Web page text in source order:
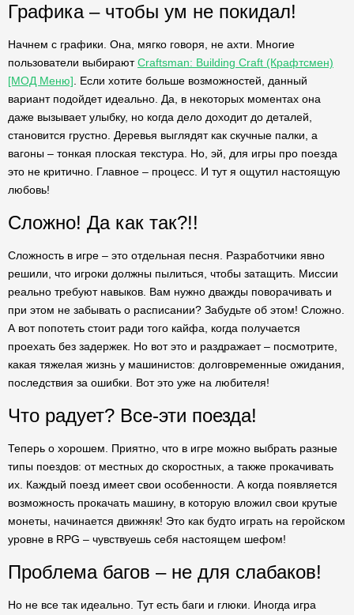
Графика – чтобы ум не покидал!
Начнем с графики. Она, мягко говоря, не ахти. Многие
пользователи выбираютCraftsman: Building Craft (Крафтсмен)
[МОД Меню] . Если хотите больше возможностей, данный
вариант подойдет идеально. Да, в некоторых моментах она
даже вызывает улыбку, но когда дело доходит до деталей,
становится грустно. Деревья выглядят как скучные палки, а
вагоны – тонкая плоская текстура. Но, эй, для игры про поезда
это не критично. Главное – процесс. И тут я ощутил настоящую
любовь!
Сложно! Да как так?!!
Сложность в игре – это отдельная песня. Разработчики явно
решили, что игроки должны пылиться, чтобы затащить. Миссии
реально требуют навыков. Вам нужно дважды поворачивать и
при этом не забывать о расписании? Забудьте об этом! Сложно.
А вот попотеть стоит ради того кайфа, когда получается
проехать без задержек. Но вот это и раздражает – посмотрите,
какая тяжелая жизнь у машинистов: долговременные ожидания,
последствия за ошибки. Вот это уже на любителя!
Что радует? Все-эти поезда!
Теперь о хорошем. Приятно, что в игре можно выбрать разные
типы поездов: от местных до скоростных, а также прокачивать
их. Каждый поезд имеет свои особенности. А когда появляется
возможность прокачать машину, в которую вложил свои крутые
монеты, начинается движняк! Это как будто играть на геройском
уровне в RPG – чувствуешь себя настоящем шефом!
Проблема багов – не для слабаков!
Но не все так идеально. Тут есть баги и глюки. Иногда игра